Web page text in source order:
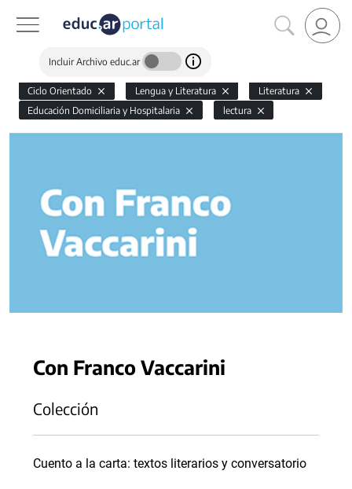
Incluir Archivo educ.ar
Ciclo Orientado Lengua y Literatura
Literatura
Educación Domiciliaria y Hospitalaria
lectura
Con Franco Vaccarini
Colección
Cuento a la carta: textos literarios y conversatorio